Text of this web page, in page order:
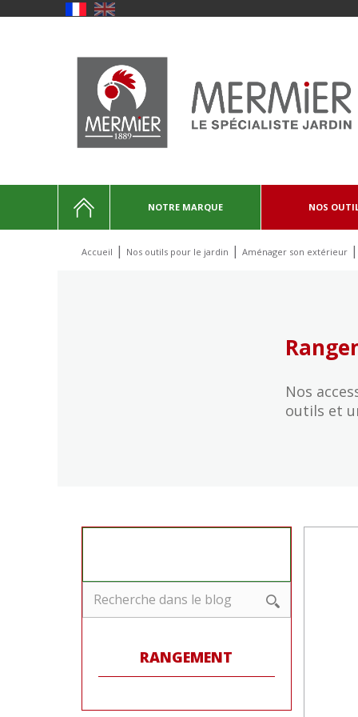
NOTRE MARQUE NOS
Accueil Nos outils pour le jardin Aménager son extérieur
Nos
outils et
RANGEMENT